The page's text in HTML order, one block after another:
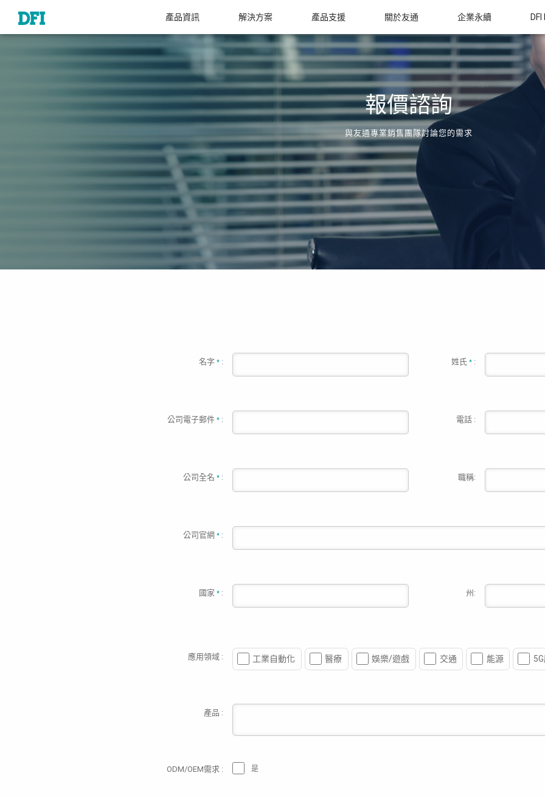
產品資訊 解決方案 產品支援 關於友通 企業永續
報價諮詢
與友通專業銷售團隊討論您的需求
名字 * : 姓氏 * :
公司電子郵件 * : 電話 :
公司全名 * : 職稱:
公司官網 * :
國家 * : 州:
應用領域 : 工業自動化 醫療 娛樂/遊戲 交通 能源
產品 :
ODM/OEM需求 : 是